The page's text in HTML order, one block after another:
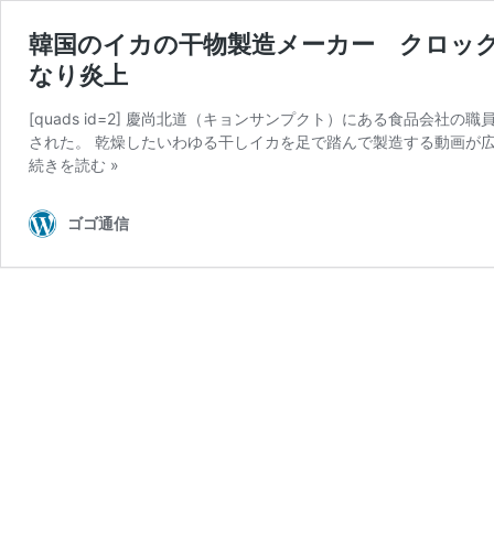
韓国のイカの干物製造メーカー クロッ
なり炎上
[quads id=2] 慶尚北道（キョンサンプクト）にある食品会社の職
された。 乾燥したいわゆる干しイカを足で踏んで製造する動画
続きを読む »
ゴゴ通信